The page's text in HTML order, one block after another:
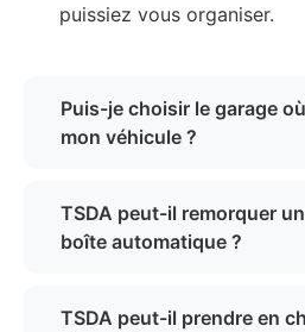
puissiez vous organiser.
Puis-je choisir le garage
mon véhicule ?
TSDA peut-il remorquer
boîte automatique ?
TSDA peut-il prendre en